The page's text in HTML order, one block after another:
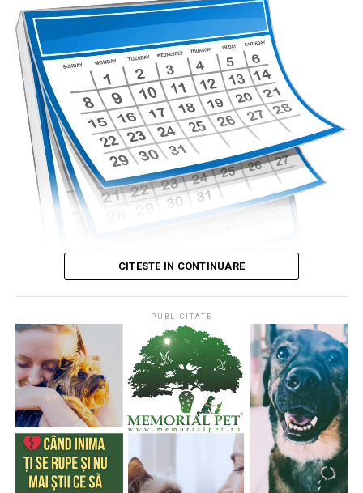
Vineri, valorile termice nu mai trec de pragul caniculei,
la malul mării vor fi 33 de grade și minimele nocturne se
mențin între 19 și 24 de grade. Cerul va avea înnorări
temporare după-amiaza, când local vor fi averse slabe,
însoțite de fenomene electrice și intensificări de vânt.
Publicat deCodrin RAITA,
4 august 2026, 05:00
S-a întâmplat într-o zi de 4 august
* Cu 333 de ani în urmă (1693), la această dată, monahul
francez, Dom Pérignon, degusta spuma unei băuturi
produse de el din vinul foarte acid de Champagne (o
regiune din nordul Franţei), băutură care a devenit
CITESTE IN CONTINUARE
PUBLICITATE